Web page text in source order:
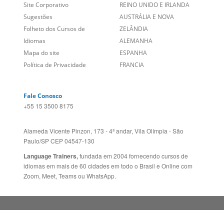
Blog
Social
Site Corporativo
Sugestões
Folheto dos Cursos de
Idiomas
ESTADOS UNIDOS (ES)
CANADÁ (EN) /CANADÁ (FR)
REINO UNIDO E IRLANDA
AUSTRÁLIA E NOVA
ZELÂNDIA
ALEMANHA
+55 15 3500 8175
Alameda Vicente Pinzon, 173 - 4º andar, Vila Olímpia - São
Paulo/SP CEP 04547-130
Language Trainers,fundada em 2004 fornecendo cursos de